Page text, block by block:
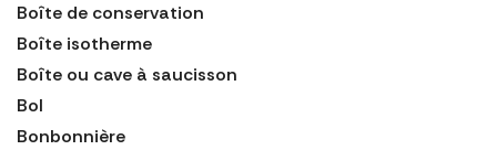
Boîte de conservation
Boîte isotherme
Boîte ou cave à saucisson
Bol
Bonbonnière